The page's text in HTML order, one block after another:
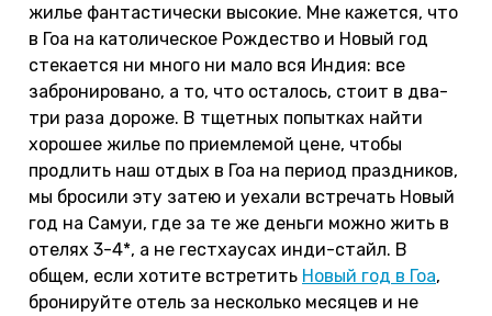
жилье фантастически высокие. Мне кажется, что
в Гоа на католическое Рождество и Новый год
стекается ни много ни мало вся Индия: все
забронировано, а то, что осталось, стоит в два-
три раза дороже. В тщетных попытках найти
хорошее жилье по приемлемой цене, чтобы
продлить наш отдых в Гоа на период праздников,
мы бросили эту затею и уехали встречать Новый
год на Самуи, где за те же деньги можно жить в
отелях 3-4*, а не гестхаусах инди-стайл. В
общем, если хотите встретить Новый год в Гоа,
бронируйте отель за несколько месяцев и не